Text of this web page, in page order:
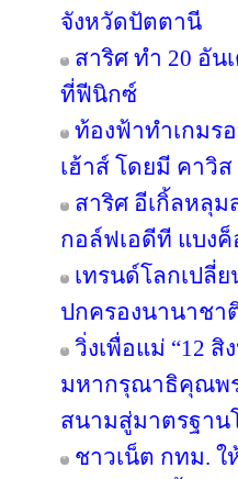
จังหวัดปัตตานี
สาริศ ทำ 20 อั
ที่ฟีนิกซ์
ท้องฟ้าทำเกมร
เฮ้าส์ โดยมี คาวิ
สาริศ อีเกิ้ลหลุ
กอล์ฟเอดีที แบง
เทรนด์โลกเปลี่ย
ปกครองนานาชา
วิ่งเพื่อแม่ “12
มหากรุณาธิคุณพร
สนามสู่มาตรฐาน
ชาวเน็ต กทม.